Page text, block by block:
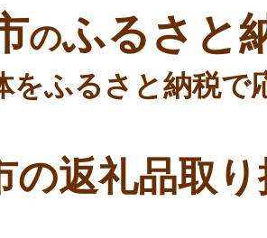
のふるさと
をふるさと納税で
の返礼品取